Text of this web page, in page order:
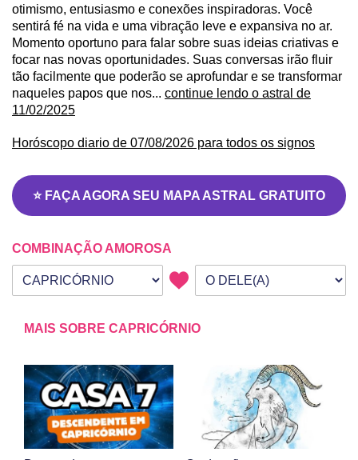
otimismo, entusiasmo e conexões inspiradoras. Você
sentirá fé na vida e uma vibração leve e expansiva no ar.
Momento oportuno para falar sobre suas ideias criativas e
focar nas novas oportunidades. Suas conversas irão fluir
tão facilmente que poderão se aprofundar e se transformar
naqueles papos que nos... continue lendo o astral de
11/02/2025
Horóscopo diario de 07/08/2026 para todos os signos
⭐ FAÇA AGORA SEU MAPA ASTRAL GRATUITO
COMBINAÇÃO AMOROSA
Seu signo
Signo da outra pessoa
MAIS SOBRE CAPRICÓRNIO